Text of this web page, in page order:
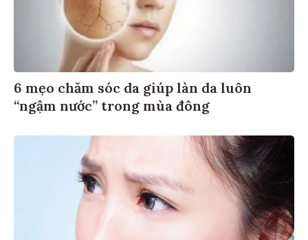
6 mẹo chăm sóc da giúp làn da luôn
“ngậm nước” trong mùa đông